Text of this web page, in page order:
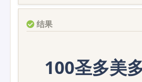
结果
100圣多美